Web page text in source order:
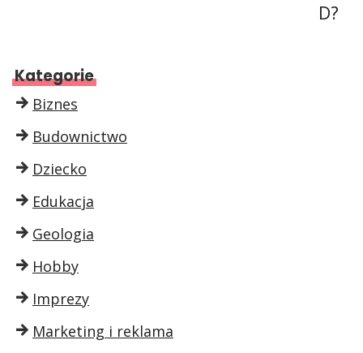
D?
Kategorie
Biznes
Budownictwo
Dziecko
Edukacja
Geologia
Hobby
Imprezy
Marketing i reklama